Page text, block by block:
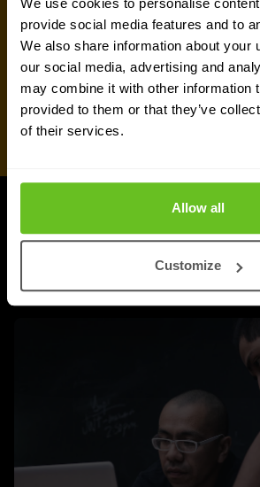
provide social media features and to
We also share information about your
our social media, advertising and
may combine it with other information
provided to them or that they’ve
of their services.
Allow all
Customize
UPDATES
Weitere Updates